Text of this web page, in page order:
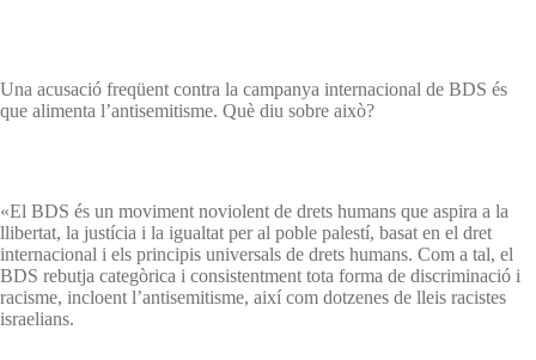
Una acusació freqüent contra la campanya internacional de BDS és
que alimenta l’antisemitisme. Què diu sobre això?
«El BDS és un moviment noviolent de drets humans que aspira a la
llibertat, la justícia i la igualtat per al poble palestí, basat en el dret
internacional i els principis universals de drets humans. Com a tal, el
BDS rebutja categòrica i consistentment tota forma de discriminació i
racisme, incloent l’antisemitisme, així com dotzenes de lleis racistes
israelians.